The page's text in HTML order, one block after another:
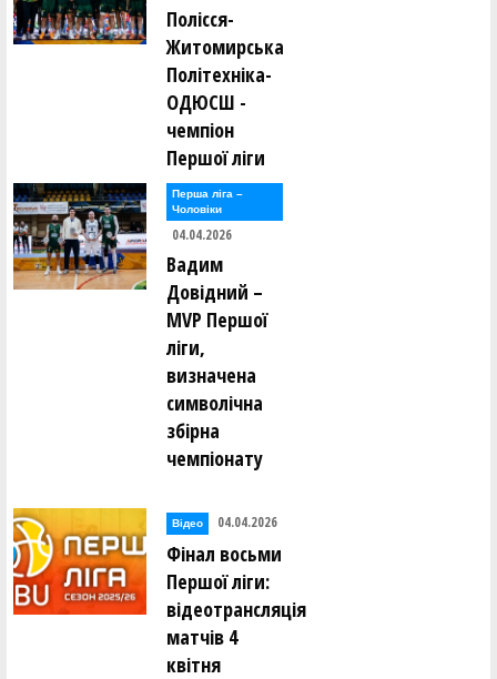
Полісся-
Житомирська
Політехніка-
ОДЮСШ -
чемпіон
Першої ліги
Перша лiга –
Чоловiки
04.04.2026
Вадим
Довідний –
MVP Першої
ліги,
визначена
символічна
збірна
чемпіонату
Відео 04.04.2026
Фінал восьми
Першої ліги:
відеотрансляція
матчів 4
квітня